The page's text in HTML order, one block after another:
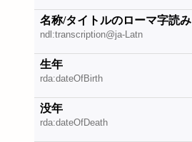
名称/タイトルのローマ字読み
ndl:transcription@ja-Latn
生年
rda:dateOfBirth
没年
rda:dateOfDeath